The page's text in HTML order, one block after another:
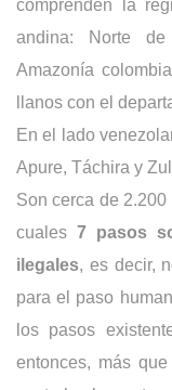
comprenden la
andina: Norte
Amazonía
llanos con el
En el lado
Apure, Táchira y
Son cerca de
cuales 7 pasos
ilegales, es decir,
para el paso
los pasos
entonces, más